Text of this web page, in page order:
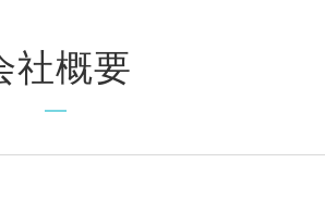
社概要